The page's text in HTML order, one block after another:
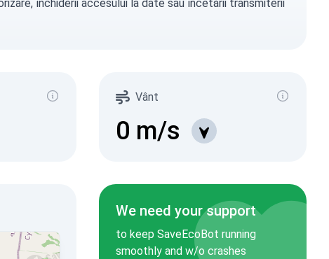
închiderii accesului la date sau încetării transmiterii
Vânt
0 m/s
We need your support
to keep SaveEcoBot running
smoothly and w/o crashes